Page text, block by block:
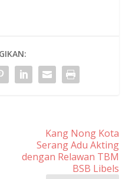
Kang Nong Kota
Serang Adu Akting
dengan Relawan TBM
BSB Libels